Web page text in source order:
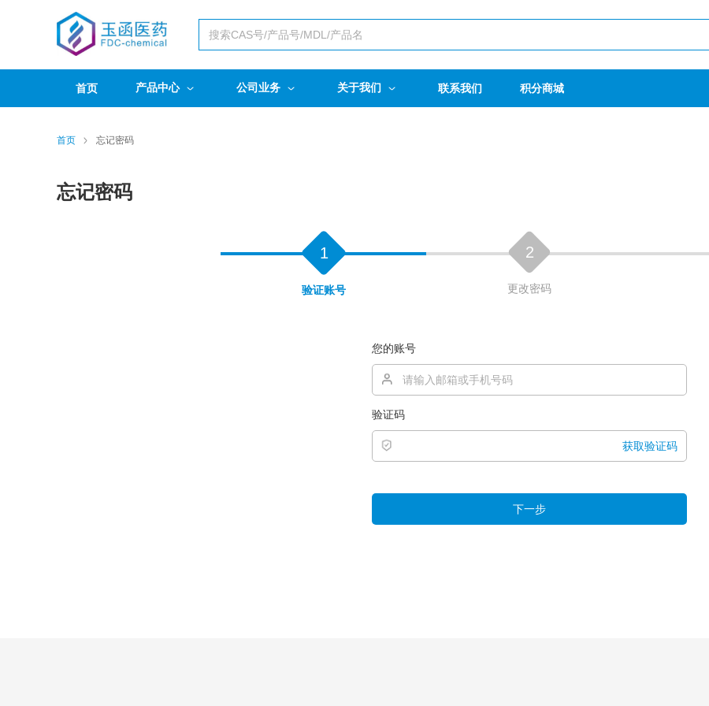
首页 产品中心 公司业务 关于我们 联系我们 积分商城
首页 忘记密码
忘记密码
1
验证账号
2
更改密码
您的账号
验证码
获取验证码
下一步